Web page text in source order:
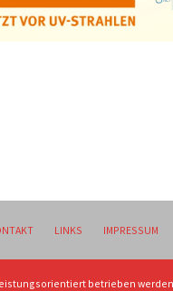
LINKS IMPRESSUM
betrieben